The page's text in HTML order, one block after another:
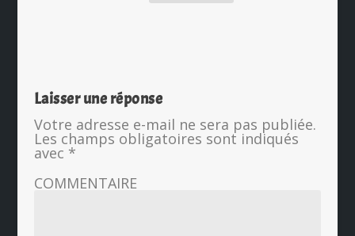
Laisser une réponse
Votre adresse e-mail ne sera pas publiée.
Les champs obligatoires sont indiqués
avec *
COMMENTAIRE